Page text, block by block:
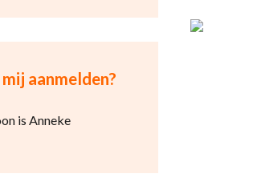
aanmelden?
is Anneke